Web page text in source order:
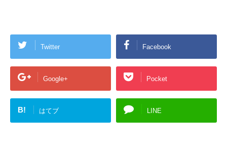
Twitter Facebook
Google+ Pocket
B! はてブ LINE